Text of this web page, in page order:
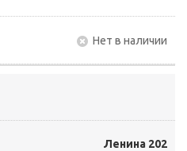
Нет в наличии
Ленина 202